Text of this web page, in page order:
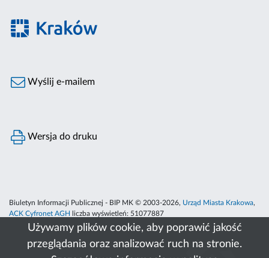
Używamy plików cookie, aby poprawić jakość
przeglądania oraz analizować ruch na stronie.
Wyślij e-mailem
Wersja do druku
Biuletyn Informacji Publicznej - BIP MK © 2003-2026, Urząd Miasta Krakowa,
ACK Cyfronet AGH
liczba wyświetleń: 51077887